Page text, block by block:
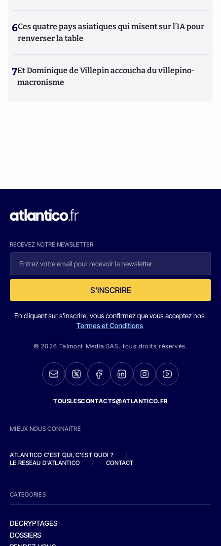
6Ces quatre pays asiatiques qui misent sur l’IA pour
renverser la table
7Et Dominique de Villepin accoucha du villepino-
macronisme
RECEVEZ NOTRE NEWSLETTER
S'INSCRIRE
En cliquant sur s'inscrire, vous confirmez que vous acceptez nos
Termes et Conditions
© 2026 Talmont Media SAS. tous droits réservés.
TOUSLESCONTACTS@ATLANTICO.FR
MIEUX NOUS CONNAITRE
ATLANTICO C'EST QUI, C'EST QUOI ?
/
LE RESEAU D'ATLANTICO
/ CONTACT
CATEGORIES
DECRYPTAGES
DOSSIERS